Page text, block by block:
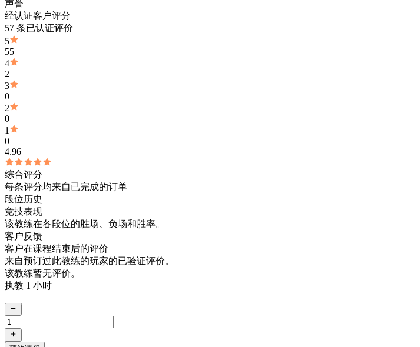
声誉
经认证客户评分
57 条已认证评价
5
55
4
2
3
0
2
0
1
0
4.96
综合评分
每条评分均来自已完成的订单
段位历史
竞技表现
该教练在各段位的胜场、负场和胜率。
客户反馈
客户在课程结束后的评价
来自预订过此教练的玩家的已验证评价。
该教练暂无评价。
执教 1 小时